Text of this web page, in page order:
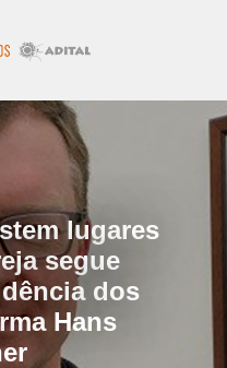
lugares
segue
dos
Hans